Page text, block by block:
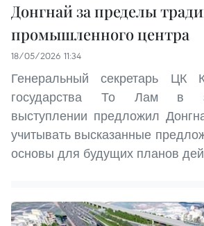
Донгнай за пределы
промышленного центра
18/05/2026 11:34
Генеральный секретарь ЦК
государства То Лам в
выступлении предложил
учитывать высказанные
основы для будущих планов